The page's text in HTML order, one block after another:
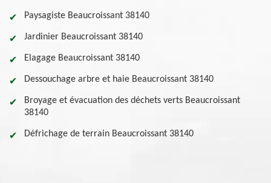
Paysagiste Beaucroissant 38140
Jardinier Beaucroissant 38140
Elagage Beaucroissant 38140
Dessouchage arbre et haie Beaucroissant 38140
Broyage et évacuation des déchets verts Beaucroissant
38140
Défrichage de terrain Beaucroissant 38140